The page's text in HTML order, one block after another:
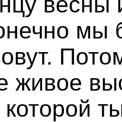
мы
живое